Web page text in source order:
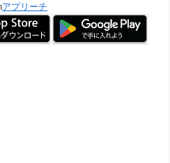
アプリーチ